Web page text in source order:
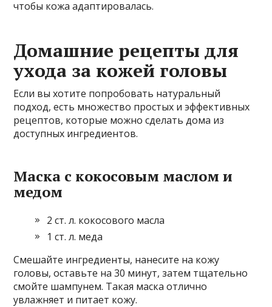
чтобы кожа адаптировалась.
Домашние рецепты для
ухода за кожей головы
Если вы хотите попробовать натуральный
подход, есть множество простых и эффективных
рецептов, которые можно сделать дома из
доступных ингредиентов.
Маска с кокосовым маслом и
медом
2 ст. л. кокосового масла
1 ст. л. меда
Смешайте ингредиенты, нанесите на кожу
головы, оставьте на 30 минут, затем тщательно
смойте шампунем. Такая маска отлично
увлажняет и питает кожу.